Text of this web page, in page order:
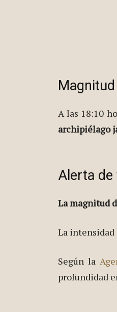
A las 18:10
archipiélago
Alerta
La magnitud
La intensidad
Según la
profundidad